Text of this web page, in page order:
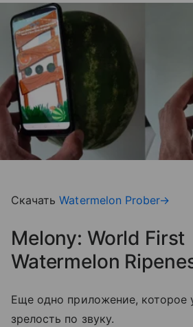
СкачатьWatermelon Prober→
Melony: World First
Watermelon
Еще одно приложение, которое
зрелость по звуку.